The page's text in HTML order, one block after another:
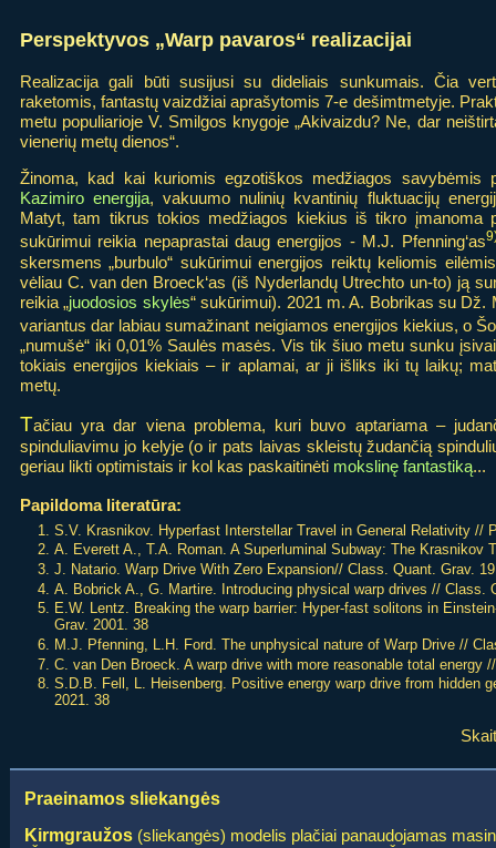
Perspektyvos „Warp pavaros“ realizacijai
Realizacija gali būti susijusi su dideliais sunkumais. Čia
raketomis, fantastų vaizdžiai aprašytomis 7-e dešimtmetyje.
metu populiarioje V. Smilgos knygoje „Akivaizdu? Ne, dar
vienerių metų dienos“.
Žinoma, kad kai kuriomis egzotiškos medžiagos savybėmis
Kazimiro energija, vakuumo nulinių kvantinių fluktuacijų
Matyt, tam tikrus tokios medžiagos kiekius iš tikro įmanoma
sukūrimui reikia nepaprastai daug energijos - M.J. Pfenning‘as
skersmens „burbulo“ sukūrimui energijos reiktų keliomis
vėliau C. van den Broeck‘as (iš Nyderlandų Utrechto un-to) ją
reikia „juodosios skylės“ sukūrimui). 2021 m. A. Bobrikas su Dž.
variantus dar labiau sumažinant neigiamos energijos kiekius, o
„numušė“ iki 0,01% Saulės masės. Vis tik šiuo metu sunku
tokiais energijos kiekiais – ir aplamai, ar ji išliks iki tų laikų;
metų.
Tačiau yra dar viena problema, kuri buvo aptariama –
spinduliavimu jo kelyje (o ir pats laivas skleistų žudančią
geriau likti optimistais ir kol kas paskaitinėti mokslinę fantastiką...
Papildoma literatūra:
S.V. Krasnikov. Hyperfast Interstellar Travel in General Relativity //
A. Everett A., T.A. Roman. A Superluminal Subway: The Krasnikov
J. Natario. Warp Drive With Zero Expansion// Class. Quant. Grav.
A. Bobrick A., G. Martire. Introducing physical warp drives // Class.
E.W. Lentz. Breaking the warp barrier: Hyper-fast solitons in
Grav. 2001. 38
M.J. Pfenning, L.H. Ford. The unphysical nature of Warp Drive //
C. van Den Broeck. A warp drive with more reasonable total energy
S.D.B. Fell, L. Heisenberg. Positive energy warp drive from hidden
2021. 38
Praeinamos sliekangės
Kirmgraužos (sliekangės) modelis plačiai panaudojamas